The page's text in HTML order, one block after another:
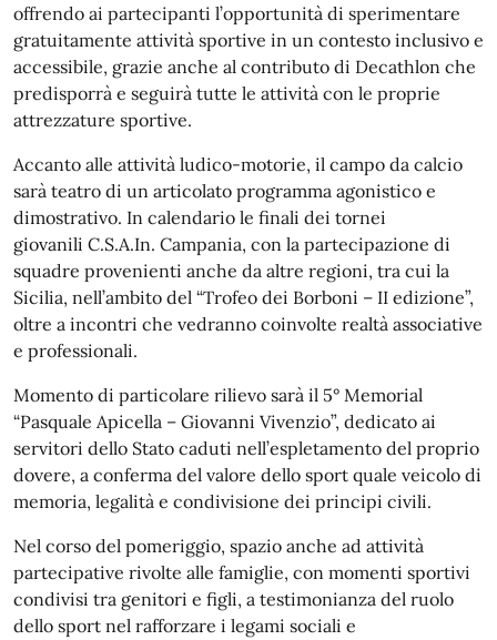
offrendo ai partecipanti l’opportunità di sperimentare
gratuitamente attività sportive in un contesto inclusivo e
accessibile, grazie anche al contributo di Decathlon che
predisporrà e seguirà tutte le attività con le proprie
attrezzature sportive.
Accanto alle attività ludico-motorie, il campo da calcio
sarà teatro di un articolato programma agonistico e
dimostrativo. In calendario le finali dei tornei
giovanili C.S.A.In. Campania, con la partecipazione di
squadre provenienti anche da altre regioni, tra cui la
Sicilia, nell’ambito del “Trofeo dei Borboni – II edizione”,
oltre a incontri che vedranno coinvolte realtà associative
e professionali.
Momento di particolare rilievo sarà il 5° Memorial
“Pasquale Apicella – Giovanni Vivenzio”, dedicato ai
servitori dello Stato caduti nell’espletamento del proprio
dovere, a conferma del valore dello sport quale veicolo di
memoria, legalità e condivisione dei principi civili.
Nel corso del pomeriggio, spazio anche ad attività
partecipative rivolte alle famiglie, con momenti sportivi
condivisi tra genitori e figli, a testimonianza del ruolo
dello sport nel rafforzare i legami sociali e